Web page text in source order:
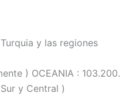
y las regiones
) OCEANIA : 103.200.
y Central )